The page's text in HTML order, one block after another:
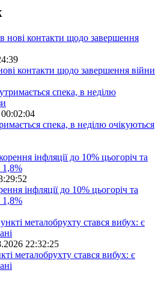
контакти щодо завершення війни
спека, в неділю очікуються
інфляції до 10% цьогоріч та
1,8%
22:32:25
металобрухту стався вибух: є